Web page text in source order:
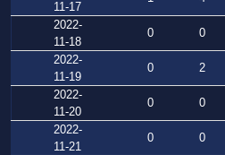
11-17
2022-
11-18
0 0
2022-
11-19
0 2
2022-
11-20
0 0
2022-
11-21
0 0